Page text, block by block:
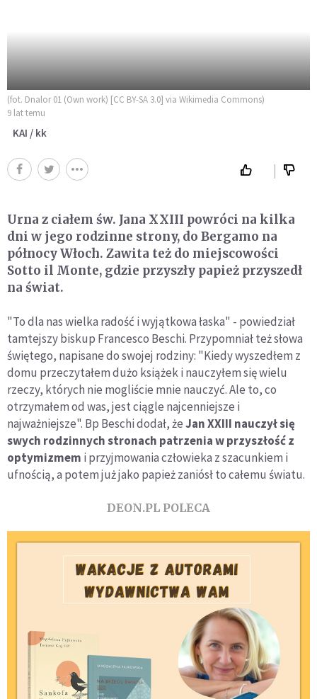
(fot. Dnalor 01 (Own work) [CC BY-SA 3.0] via Wikimedia Commons)
9 lat temu
KAI / kk
Urna z ciałem św. Jana XXIII powróci na kilka
dni w jego rodzinne strony, do Bergamo na
północy Włoch. Zawita też do miejscowości
Sotto il Monte, gdzie przyszły papież przyszedł
na świat.
"To dla nas wielka radość i wyjątkowa łaska" - powiedział
tamtejszy biskup Francesco Beschi. Przypomniał też słowa
świętego, napisane do swojej rodziny: "Kiedy wyszedłem z
domu przeczytałem dużo książek i nauczyłem się wielu
rzeczy, których nie mogliście mnie nauczyć. Ale to, co
otrzymałem od was, jest ciągle najcenniejsze i
najważniejsze". Bp Beschi dodał, żeJan XXIII nauczył się
swych rodzinnych stronach patrzenia w przyszłość z
optymizmem i przyjmowania człowieka z szacunkiem i
ufnością, a potem już jako papież zaniósł to całemu światu.
DEON.PL POLECA